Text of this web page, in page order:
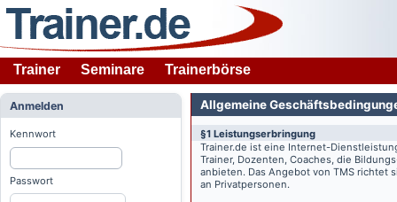
Trainer Seminare Trainerbörse
Anmelden
Kennwort
Passwort
Allgemeine
§1 Leistungserbringung
Trainer.de ist eine Internet-
Trainer, Dozenten, Coaches, die
anbieten. Das Angebot von TMS richtet
an Privatpersonen.